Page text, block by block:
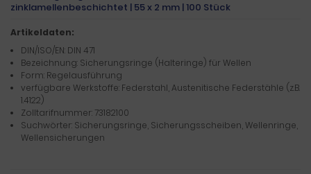
zinklamellenbeschichtet | 55 x 2 mm | 100 Stück
Artikeldaten:
DIN/ISO/EN: DIN 471
Bezeichnung: Sicherungsringe (Halteringe) für Wellen
Form: Regelausführung
verfügbare Werkstoffe: Federstahl, Austenitische Federstähle (z.B.
1.4122)
Zolltarifnummer: 73182100
Suchwörter: Sicherungsringe, Sicherungsscheiben, Wellenringe,
Wellensicherungen